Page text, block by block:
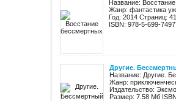
Название:
Жанр: фантастика
Год: 2014 Страниц:
ISBN: 978-5-699-
Другие.
Название: Другие.
Жанр:
Издательство:
Размер: 7.58 Мб